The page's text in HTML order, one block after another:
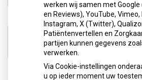
www.logopedist-info.nl
werken wij samen met Google
en Reviews), YouTube, Vimeo,
Instagram, X (Twitter),
Patiëntenvertellen en
partijen kunnen gegevens
verwerken.
Via Cookie-instellingen
u op ieder moment uw